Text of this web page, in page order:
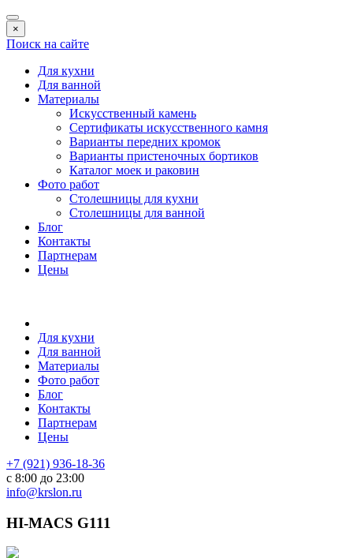
×
Поиск на сайте
Для кухни
Для ванной
Материалы
Искусственный камень
Сертификаты искусственного камня
Варианты передних кромок
Варианты пристеночных бортиков
Каталог моек и раковин
Фото работ
Столешницы для кухни
Столешницы для ванной
Блог
Контакты
Партнерам
Цены
Для кухни
Для ванной
Материалы
Фото работ
Блог
Контакты
Партнерам
Цены
+7 (921) 936-18-36
с 8:00 до 23:00
info@krslon.ru
HI-MACS G111